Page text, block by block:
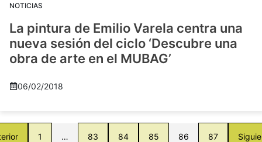
NOTICIAS
La pintura de Emilio Varela centra una
nueva sesión del ciclo ‘Descubre una
obra de arte en el MUBAG’
06/02/2018
1 … 83 84 85 86 87